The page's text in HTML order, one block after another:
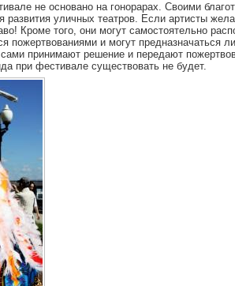
не основано на гонорарах. Своими
развития уличных театров. Если артисты
Кроме того, они могут самостоятельно
пожертвованиями и могут предназначаться
принимают решение и передают
при фестивале существовать не будет.